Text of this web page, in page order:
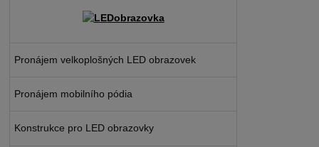
Pronájem velkoplošných LED obrazovek
Pronájem mobilního pódia
Konstrukce pro LED obrazovky